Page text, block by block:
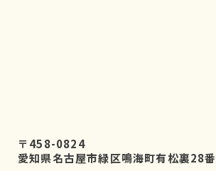
〒458-0824
愛知県名古屋市緑区鳴海町有松裏28